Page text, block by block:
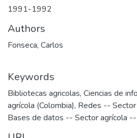
1991-1992
Authors
Fonseca, Carlos
Keywords
Bibliotecas agricolas, Ciencias de
agrícola (Colombia), Redes --
Bases de datos -- Sector agrícola